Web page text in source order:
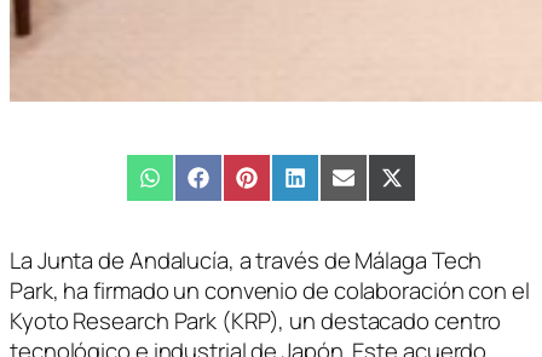
Compartir
en
WhatsAppCompartir
en
FacebookCompartir
en
PinterestCompartir
en
LinkedInCompartir
en
EmailCompartir
en
X
(Twitter)
La Junta de Andalucía, a través de Málaga Tech
Park, ha firmado un convenio de colaboración con el
Kyoto Research Park (KRP), un destacado centro